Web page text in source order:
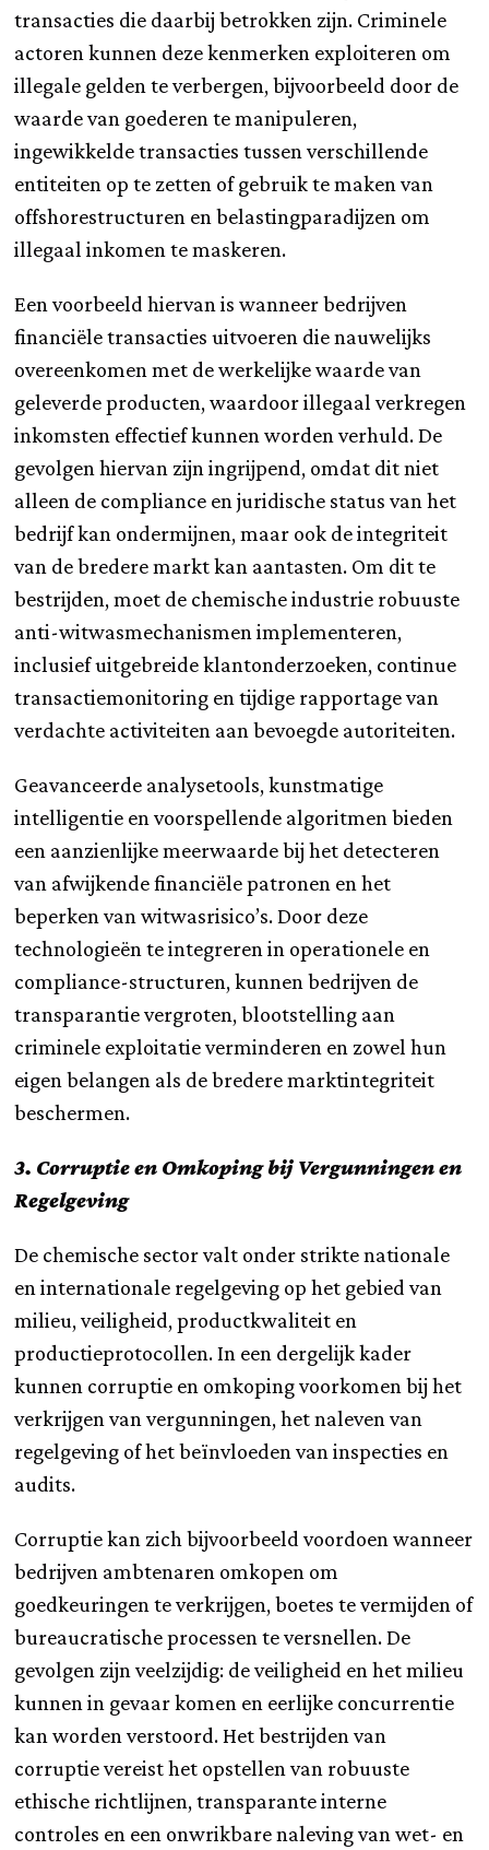
transacties die daarbij betrokken zijn. Criminele
actoren kunnen deze kenmerken exploiteren om
illegale gelden te verbergen, bijvoorbeeld door de
waarde van goederen te manipuleren,
ingewikkelde transacties tussen verschillende
entiteiten op te zetten of gebruik te maken van
offshorestructuren en belastingparadijzen om
illegaal inkomen te maskeren.
Een voorbeeld hiervan is wanneer bedrijven
financiële transacties uitvoeren die nauwelijks
overeenkomen met de werkelijke waarde van
geleverde producten, waardoor illegaal verkregen
inkomsten effectief kunnen worden verhuld. De
gevolgen hiervan zijn ingrijpend, omdat dit niet
alleen de compliance en juridische status van het
bedrijf kan ondermijnen, maar ook de integriteit
van de bredere markt kan aantasten. Om dit te
bestrijden, moet de chemische industrie robuuste
anti-witwasmechanismen implementeren,
inclusief uitgebreide klantonderzoeken, continue
transactiemonitoring en tijdige rapportage van
verdachte activiteiten aan bevoegde autoriteiten.
Geavanceerde analysetools, kunstmatige
intelligentie en voorspellende algoritmen bieden
een aanzienlijke meerwaarde bij het detecteren
van afwijkende financiële patronen en het
beperken van witwasrisico’s. Door deze
technologieën te integreren in operationele en
compliance-structuren, kunnen bedrijven de
transparantie vergroten, blootstelling aan
criminele exploitatie verminderen en zowel hun
eigen belangen als de bredere marktintegriteit
beschermen.
3. Corruptie en Omkoping bij Vergunningen en
Regelgeving
De chemische sector valt onder strikte nationale
en internationale regelgeving op het gebied van
milieu, veiligheid, productkwaliteit en
productieprotocollen. In een dergelijk kader
kunnen corruptie en omkoping voorkomen bij het
verkrijgen van vergunningen, het naleven van
regelgeving of het beïnvloeden van inspecties en
audits.
Corruptie kan zich bijvoorbeeld voordoen wanneer
bedrijven ambtenaren omkopen om
goedkeuringen te verkrijgen, boetes te vermijden of
bureaucratische processen te versnellen. De
gevolgen zijn veelzijdig: de veiligheid en het milieu
kunnen in gevaar komen en eerlijke concurrentie
kan worden verstoord. Het bestrijden van
corruptie vereist het opstellen van robuuste
ethische richtlijnen, transparante interne
controles en een onwrikbare naleving van wet- en